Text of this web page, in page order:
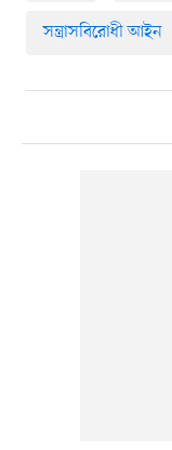
সন্ত্রাসবিরোধী আইন